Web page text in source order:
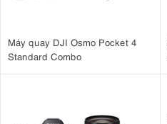
Máy quay DJI Osmo Pocket 4
Standard Combo